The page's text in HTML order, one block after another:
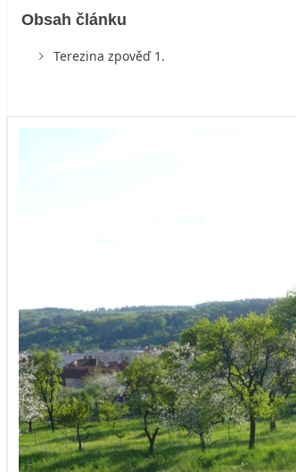
Obsah článku
Terezina zpověď 1.